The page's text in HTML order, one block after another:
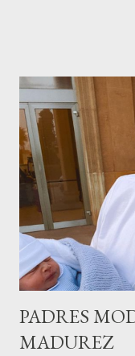
peluquería del
contaba detalles del
radio,en el programa
horas . Carolina y
Museu Marítim de
destacadas del
de comunicación, en
años peinando almas,
PADRES
MADUREZ